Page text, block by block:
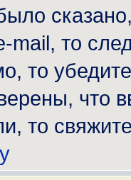
то
то
что
то